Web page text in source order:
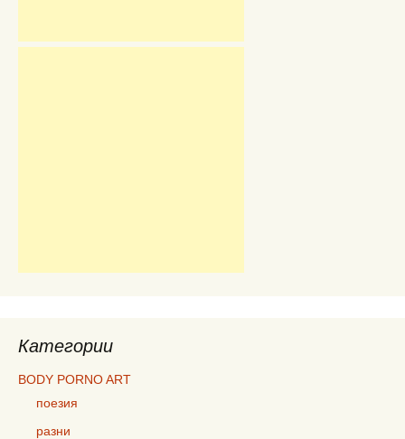
Категории
BODY PORNO ART
поезия
разни